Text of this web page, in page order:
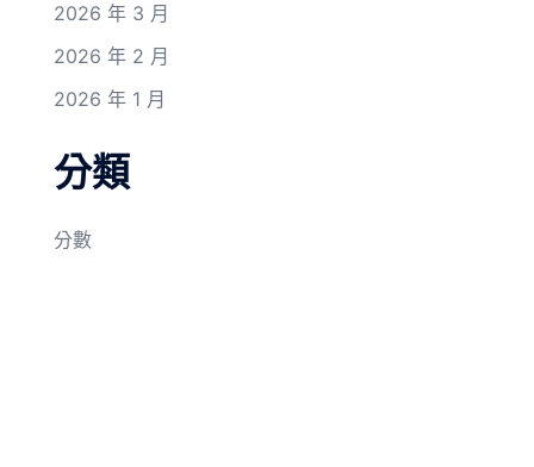
2026 年 3 月
2026 年 2 月
2026 年 1 月
分類
分數